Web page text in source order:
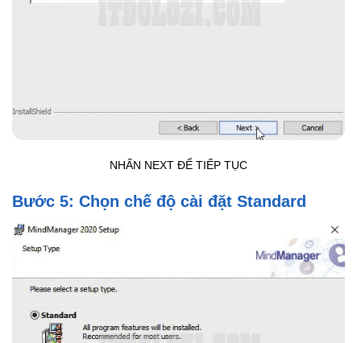
NHẤN NEXT ĐỂ TIẾP TỤC
Bước 5: Chọn chế độ cài đặt Standard